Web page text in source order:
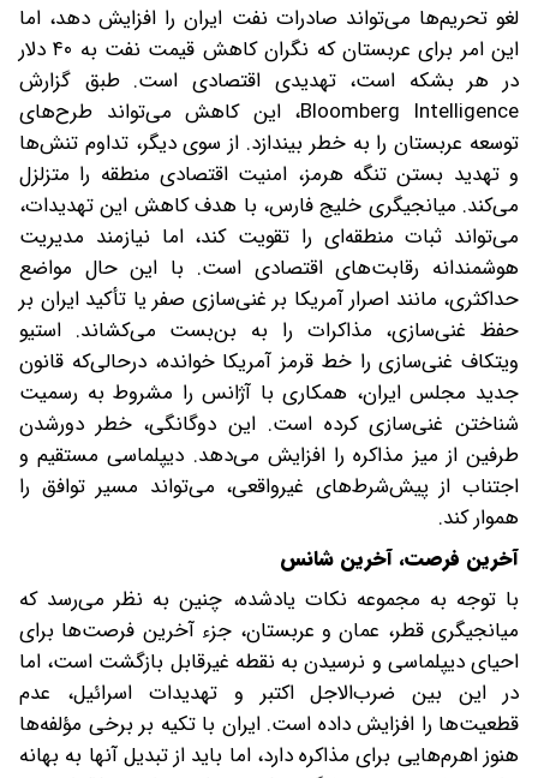
لغو تحریم‌ها می‌تواند صادرات نفت ایران را افزایش دهد، اما
این امر برای عربستان که نگران کاهش قیمت نفت به ۴۰ دلار
در هر بشکه است، تهدیدی اقتصادی است. طبق گزارش
Bloomberg Intelligence، این کاهش می‌تواند طرح‌های
توسعه عربستان را به خطر بیندازد. از سوی دیگر، تداوم تنش‌ها
و تهدید بستن تنگه هرمز، امنیت اقتصادی منطقه را متزلزل
می‌کند. میانجیگری خلیج فارس، با هدف کاهش این تهدیدات،
می‌تواند ثبات منطقه‌ای را تقویت کند، اما نیازمند مدیریت
هوشمندانه رقابت‌های اقتصادی است. با این حال مواضع
حداکثری، مانند اصرار آمریکا بر غنی‌سازی صفر یا تأکید ایران بر
حفظ غنی‌سازی، مذاکرات را به بن‌بست می‌کشاند. استیو
ویتکاف غنی‌سازی را خط قرمز آمریکا خوانده، درحالی‌که قانون
جدید مجلس ایران، همکاری با آژانس را مشروط به رسمیت
شناختن غنی‌سازی کرده است. این دوگانگی، خطر دورشدن
طرفین از میز مذاکره را افزایش می‌دهد. دیپلماسی مستقیم و
اجتناب از پیش‌شرط‌های غیرواقعی، می‌تواند مسیر توافق را
هموار کند.
آخرین فرصت، آخرین شانس
با توجه به مجموعه نکات یادشده، چنین به نظر می‌رسد که
میانجیگری قطر، عمان و عربستان، جزء آخرین فرصت‌ها برای
احیای دیپلماسی و نرسیدن به نقطه غیرقابل بازگشت است، اما
در این بین ضرب‌الاجل اکتبر و تهدیدات اسرائیل، عدم‌
قطعیت‌ها را افزایش داده است. ایران با تکیه بر برخی مؤلفه‌ها
هنوز اهرم‌هایی برای مذاکره دارد، اما باید از تبدیل آنها به بهانه